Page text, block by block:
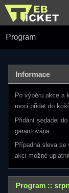
Program
Informace
Po výběru akce a
moci přidat do
Přidání sedadel
garantována.
Případná sleva
akci možné
Program ::